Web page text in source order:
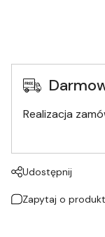
Realizacja
Udostępnij
Zapytaj o produkt